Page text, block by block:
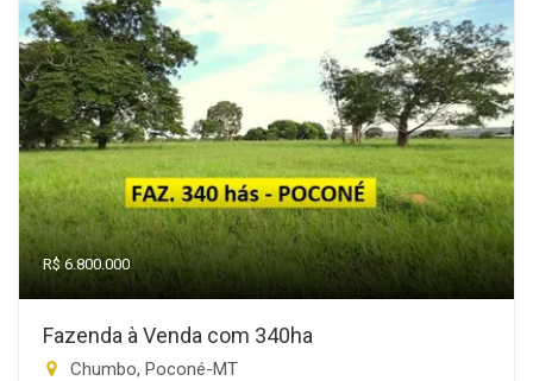
R$ 6.800.000
Fazenda à Venda com 340ha
Chumbo, Poconé-MT